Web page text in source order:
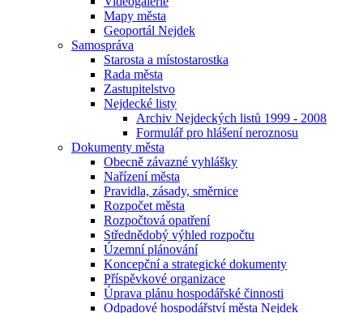
Mapy města
Geoportál Nejdek
Samospráva
Starosta a místostarostka
Rada města
Zastupitelstvo
Nejdecké listy
Archiv Nejdeckých listů 1999 - 2008
Formulář pro hlášení neroznosu
Dokumenty města
Obecně závazné vyhlášky
Nařízení města
Pravidla, zásady, směrnice
Rozpočet města
Rozpočtová opatření
Střednědobý výhled rozpočtu
Územní plánování
Koncepční a strategické dokumenty
Příspěvkové organizace
Úprava plánu hospodářské činnosti
Odpadové hospodářství města Nejdek